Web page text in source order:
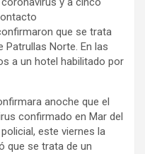
ail tF
ri
e
dl
y
que se trata
Patrullas Norte. En las
a un hotel habilitado por
anoche que el
confirmado en Mar del
este viernes la
que se trata de un